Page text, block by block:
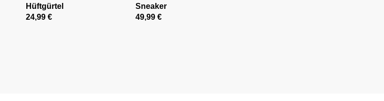
Hüftgürtel
24,99 €
Sneaker
49,99 €